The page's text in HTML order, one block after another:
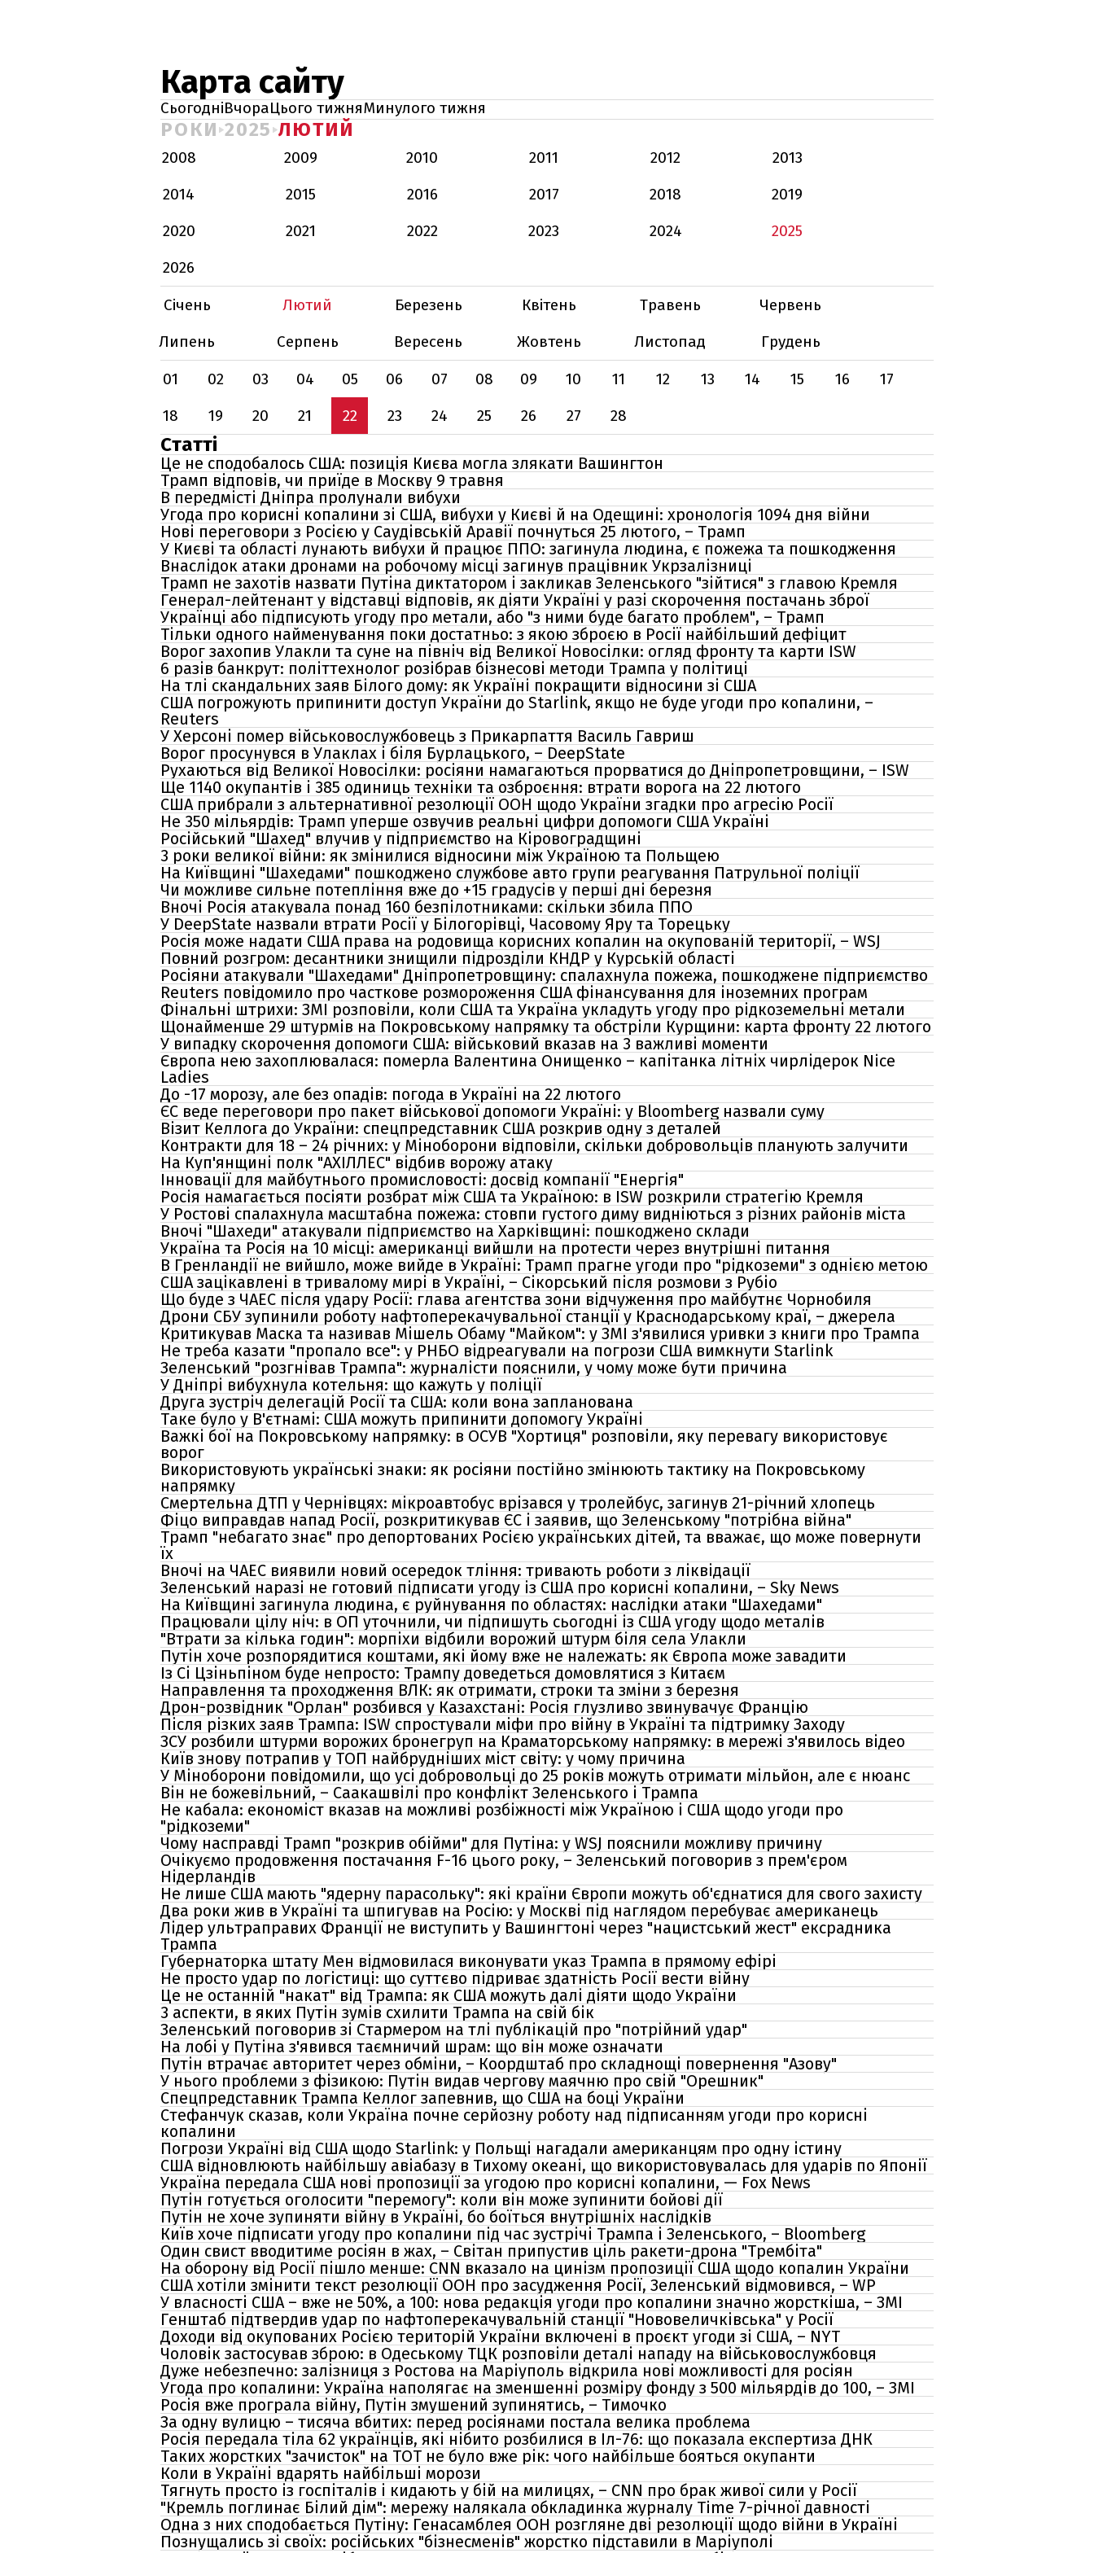
Карта сайту
СьогодніВчораЦього тижняМинулого тижня
РОКИ 2025 ЛЮТИЙ
2008 2009 2010 2011 2012
2013
2014
2015 2016 2017 2018
2019
2020
2021 2022 2023 2024
2025
2026
Січень
Лютий Березень Квітень Травень
Червень
Липень
Серпень Вересень Жовтень Листопад
Грудень
01
02 03 04 05 06 07 08 09 10 11 12 13 14 15 16
17
18
19 20 21 22 23 24 25 26 27 28
Статті
Це не сподобалось США: позиція Києва могла злякати Вашингтон
Трамп відповів, чи приїде в Москву 9 травня
В передмісті Дніпра пролунали вибухи
Угода про корисні копалини зі США, вибухи у Києві й на Одещині: хронологія 1094 дня війни
Нові переговори з Росією у Саудівській Аравії почнуться 25 лютого, – Трамп
У Києві та області лунають вибухи й працює ППО: загинула людина, є пожежа та пошкодження
Внаслідок атаки дронами на робочому місці загинув працівник Укрзалізниці
Трамп не захотів назвати Путіна диктатором і закликав Зеленського "зійтися" з главою Кремля
Генерал-лейтенант у відставці відповів, як діяти Україні у разі скорочення постачань зброї
Українці або підписують угоду про метали, або "з ними буде багато проблем", – Трамп
Тільки одного найменування поки достатньо: з якою зброєю в Росії найбільший дефіцит
Ворог захопив Улакли та суне на північ від Великої Новосілки: огляд фронту та карти ISW
6 разів банкрут: політтехнолог розібрав бізнесові методи Трампа у політиці
На тлі скандальних заяв Білого дому: як Україні покращити відносини зі США
США погрожують припинити доступ України до Starlink, якщо не буде угоди про копалини, –
Reuters
У Херсоні помер військовослужбовець з Прикарпаття Василь Гавриш
Ворог просунувся в Улаклах і біля Бурлацького, – DeepState
Рухаються від Великої Новосілки: росіяни намагаються прорватися до Дніпропетровщини, – ISW
Ще 1140 окупантів і 385 одиниць техніки та озброєння: втрати ворога на 22 лютого
США прибрали з альтернативної резолюції ООН щодо України згадки про агресію Росії
Не 350 мільярдів: Трамп уперше озвучив реальні цифри допомоги США Україні
Російський "Шахед" влучив у підприємство на Кіровоградщині
3 роки великої війни: як змінилися відносини між Україною та Польщею
На Київщині "Шахедами" пошкоджено службове авто групи реагування Патрульної поліції
Чи можливе сильне потепління вже до +15 градусів у перші дні березня
Вночі Росія атакувала понад 160 безпілотниками: скільки збила ППО
У DeepState назвали втрати Росії у Білогорівці, Часовому Яру та Торецьку
Росія може надати США права на родовища корисних копалин на окупованій території, – WSJ
Повний розгром: десантники знищили підрозділи КНДР у Курській області
Росіяни атакували "Шахедами" Дніпропетровщину: спалахнула пожежа, пошкоджене підприємство
Reuters повідомило про часткове розмороження США фінансування для іноземних програм
Фінальні штрихи: ЗМІ розповіли, коли США та Україна укладуть угоду про рідкоземельні метали
Щонайменше 29 штурмів на Покровському напрямку та обстріли Курщини: карта фронту 22 лютого
У випадку скорочення допомоги США: військовий вказав на 3 важливі моменти
Європа нею захоплювалася: померла Валентина Онищенко – капітанка літніх чирлідерок Nice
Ladies
До -17 морозу, але без опадів: погода в Україні на 22 лютого
ЄС веде переговори про пакет військової допомоги Україні: у Bloomberg назвали суму
Візит Келлога до України: спецпредставник США розкрив одну з деталей
Контракти для 18 – 24 річних: у Міноборони відповіли, скільки добровольців планують залучити
На Куп'янщині полк "АХІЛЛЕС" відбив ворожу атаку
Інновації для майбутнього промисловості: досвід компанії "Енергія"
Росія намагається посіяти розбрат між США та Україною: в ISW розкрили стратегію Кремля
У Ростові спалахнула масштабна пожежа: стовпи густого диму видніються з різних районів міста
Вночі "Шахеди" атакували підприємство на Харківщині: пошкоджено склади
Україна та Росія на 10 місці: американці вийшли на протести через внутрішні питання
В Гренландії не вийшло, може вийде в Україні: Трамп прагне угоди про "рідкоземи" з однією метою
США зацікавлені в тривалому мирі в Україні, – Сікорський після розмови з Рубіо
Що буде з ЧАЕС після удару Росії: глава агентства зони відчуження про майбутнє Чорнобиля
Дрони СБУ зупинили роботу нафтоперекачувальної станції у Краснодарському краї, – джерела
Критикував Маска та називав Мішель Обаму "Майком": у ЗМІ з'явилися уривки з книги про Трампа
Не треба казати "пропало все": у РНБО відреагували на погрози США вимкнути Starlink
Зеленський "розгнівав Трампа": журналісти пояснили, у чому може бути причина
У Дніпрі вибухнула котельня: що кажуть у поліції
Друга зустріч делегацій Росії та США: коли вона запланована
Таке було у В'єтнамі: США можуть припинити допомогу Україні
Важкі бої на Покровському напрямку: в ОСУВ "Хортиця" розповіли, яку перевагу використовує
ворог
Використовують українські знаки: як росіяни постійно змінюють тактику на Покровському
напрямку
Смертельна ДТП у Чернівцях: мікроавтобус врізався у тролейбус, загинув 21-річний хлопець
Фіцо виправдав напад Росії, розкритикував ЄС і заявив, що Зеленському "потрібна війна"
Трамп "небагато знає" про депортованих Росією українських дітей, та вважає, що може повернути
їх
Вночі на ЧАЕС виявили новий осередок тління: тривають роботи з ліквідації
Зеленський наразі не готовий підписати угоду із США про корисні копалини, – Sky News
На Київщині загинула людина, є руйнування по областях: наслідки атаки "Шахедами"
Працювали цілу ніч: в ОП уточнили, чи підпишуть сьогодні із США угоду щодо металів
"Втрати за кілька годин": морпіхи відбили ворожий штурм біля села Улакли
Путін хоче розпорядитися коштами, які йому вже не належать: як Європа може завадити
Із Сі Цзіньпіном буде непросто: Трампу доведеться домовлятися з Китаєм
Направлення та проходження ВЛК: як отримати, строки та зміни з березня
Дрон-розвідник "Орлан" розбився у Казахстані: Росія глузливо звинувачує Францію
Після різких заяв Трампа: ISW спростували міфи про війну в Україні та підтримку Заходу
ЗСУ розбили штурми ворожих бронегруп на Краматорському напрямку: в мережі з'явилось відео
Київ знову потрапив у ТОП найбрудніших міст світу: у чому причина
У Міноборони повідомили, що усі добровольці до 25 років можуть отримати мільйон, але є нюанс
Він не божевільний, – Саакашвілі про конфлікт Зеленського і Трампа
Не кабала: економіст вказав на можливі розбіжності між Україною і США щодо угоди про
"рідкоземи"
Чому насправді Трамп "розкрив обійми" для Путіна: у WSJ пояснили можливу причину
Очікуємо продовження постачання F-16 цього року, – Зеленський поговорив з прем'єром
Нідерландів
Не лише США мають "ядерну парасольку": які країни Європи можуть об'єднатися для свого захисту
Два роки жив в Україні та шпигував на Росію: у Москві під наглядом перебуває американець
Лідер ультраправих Франції не виступить у Вашингтоні через "нацистський жест" ексрадника
Трампа
Губернаторка штату Мен відмовилася виконувати указ Трампа в прямому ефірі
Не просто удар по логістиці: що суттєво підриває здатність Росії вести війну
Це не останній "накат" від Трампа: як США можуть далі діяти щодо України
3 аспекти, в яких Путін зумів схилити Трампа на свій бік
Зеленський поговорив зі Стармером на тлі публікацій про "потрійний удар"
На лобі у Путіна з'явився таємничий шрам: що він може означати
Путін втрачає авторитет через обміни, – Коордштаб про складнощі повернення "Азову"
У нього проблеми з фізикою: Путін видав чергову маячню про свій "Орешник"
Спецпредставник Трампа Келлог запевнив, що США на боці України
Стефанчук сказав, коли Україна почне серйозну роботу над підписанням угоди про корисні
копалини
Погрози Україні від США щодо Starlink: у Польщі нагадали американцям про одну істину
США відновлюють найбільшу авіабазу в Тихому океані, що використовувалась для ударів по Японії
Україна передала США нові пропозиції за угодою про корисні копалини, — Fox News
Путін готується оголосити "перемогу": коли він може зупинити бойові дії
Путін не хоче зупиняти війну в Україні, бо боїться внутрішніх наслідків
Київ хоче підписати угоду про копалини під час зустрічі Трампа і Зеленського, – Bloomberg
Один свист вводитиме росіян в жах, – Світан припустив ціль ракети-дрона "Трембіта"
На оборону від Росії пішло менше: CNN вказало на цинізм пропозиції США щодо копалин України
США хотіли змінити текст резолюції ООН про засудження Росії, Зеленський відмовився, – WP
У власності США – вже не 50%, а 100: нова редакція угоди про копалини значно жорсткіша, – ЗМІ
Генштаб підтвердив удар по нафтоперекачувальній станції "Нововеличківська" у Росії
Доходи від окупованих Росією територій України включені в проєкт угоди зі США, – NYT
Чоловік застосував зброю: в Одеському ТЦК розповіли деталі нападу на військовослужбовця
Дуже небезпечно: залізниця з Ростова на Маріуполь відкрила нові можливості для росіян
Угода про копалини: Україна наполягає на зменшенні розміру фонду з 500 мільярдів до 100, – ЗМІ
Росія вже програла війну, Путін змушений зупинятись, – Тимочко
За одну вулицю – тисяча вбитих: перед росіянами постала велика проблема
Росія передала тіла 62 українців, які нібито розбилися в Іл-76: що показала експертиза ДНК
Таких жорстких "зачисток" на ТОТ не було вже рік: чого найбільше бояться окупанти
Коли в Україні вдарять найбільші морози
Тягнуть просто із госпіталів і кидають у бій на милицях, – CNN про брак живої сили у Росії
"Кремль поглинає Білий дім": мережу налякала обкладинка журналу Time 7-річної давності
Одна з них сподобається Путіну: Генасамблея ООН розгляне дві резолюції щодо війни в Україні
Познущались зі своїх: російських "бізнесменів" жорстко підставили в Маріуполі